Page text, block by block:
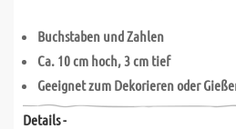
Buchstaben und Zahlen
Ca. 10 cm hoch, 3 cm tief
Geeignet zum Dekorieren oder
Details -